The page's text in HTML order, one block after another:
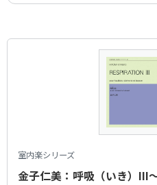
室内楽シリーズ
金子仁美：呼吸（いき）III